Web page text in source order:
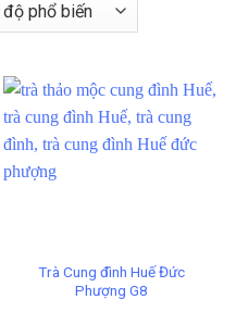
Trà Cung đình Huế Đức
Phượng G8